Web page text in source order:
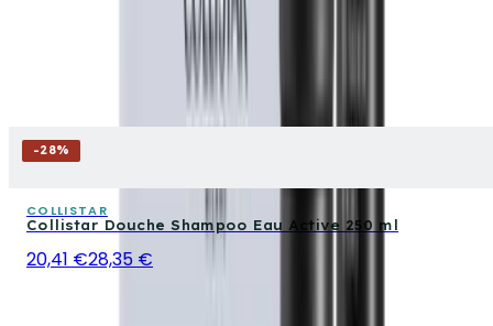
-28%
COLLISTAR
Collistar Douche Shampoo Eau Active 250 ml
20,41 €28,35 €